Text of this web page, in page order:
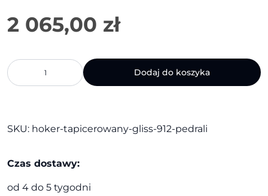
ilość
Hoker
tapicerowany
|
Dodaj do koszyka
SKU: hoker-tapicerowany-gliss-912-pedrali
Czas dostawy:
od 4 do 5 tygodni